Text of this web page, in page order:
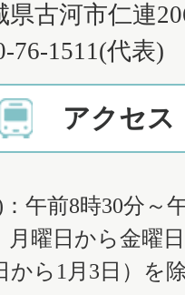
県古河市仁連
76-1511(代表)
アクセス
午前8時30分～
月曜日から金曜
から1月3日）を